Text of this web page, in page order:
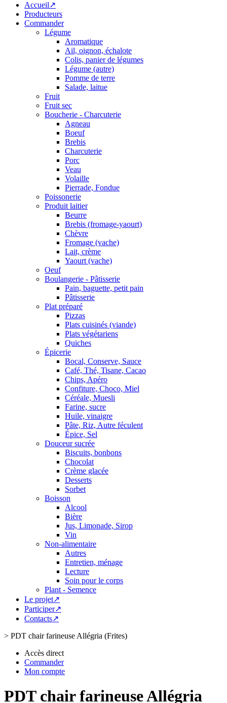
Accueil↗
Producteurs
Commander
Légume
Aromatique
Ail, oignon, échalote
Colis, panier de légumes
Légume (autre)
Pomme de terre
Salade, laitue
Fruit
Fruit sec
Boucherie - Charcuterie
Agneau
Boeuf
Brebis
Charcuterie
Porc
Veau
Volaille
Pierrade, Fondue
Poissonerie
Produit laitier
Beurre
Brebis (fromage-yaourt)
Chèvre
Fromage (vache)
Lait, crème
Yaourt (vache)
Oeuf
Boulangerie - Pâtisserie
Pain, baguette, petit pain
Pâtisserie
Plat préparé
Pizzas
Plats cuisinés (viande)
Plats végétariens
Quiches
Épicerie
Bocal, Conserve, Sauce
Café, Thé, Tisane, Cacao
Chips, Apéro
Confiture, Choco, Miel
Céréale, Muesli
Farine, sucre
Huile, vinaigre
Pâte, Riz, Autre féculent
Épice, Sel
Douceur sucrée
Biscuits, bonbons
Chocolat
Crème glacée
Desserts
Sorbet
Boisson
Alcool
Bière
Jus, Limonade, Sirop
Vin
Non-alimentaire
Autres
Entretien, ménage
Lecture
Soin pour le corps
Plant - Semence
Le projet↗
Participer↗
Contacts↗
> PDT chair farineuse Allégria (Frites)
Accès direct
Commander
Mon compte
PDT chair farineuse Allégria